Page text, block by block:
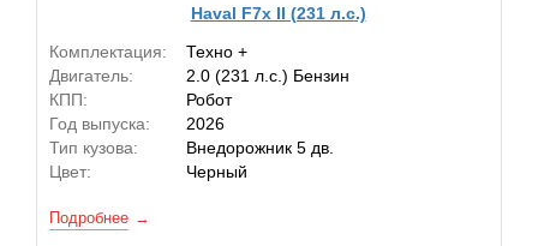
Haval F7x II (231 л.с.)
Комплектация:
Техно +
Двигатель:
2.0 (231 л.с.) Бензин
КПП:
Робот
Год выпуска:
2026
Тип кузова:
Внедорожник 5 дв.
Цвет:
Черный
Подробнее